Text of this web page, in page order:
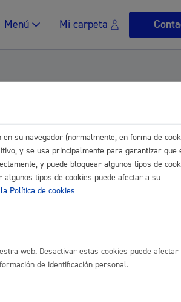
Menú Mi carpeta
Impuestos y multas
decisiones que limitan el
su navegador (normalmente, en forma de
y se usa principalmente para garantizar que
y puede bloquear algunos tipos de
tipos de cookies puede afectar a su
Política de cookies
web. Desactivar estas cookies puede
de identificación personal.